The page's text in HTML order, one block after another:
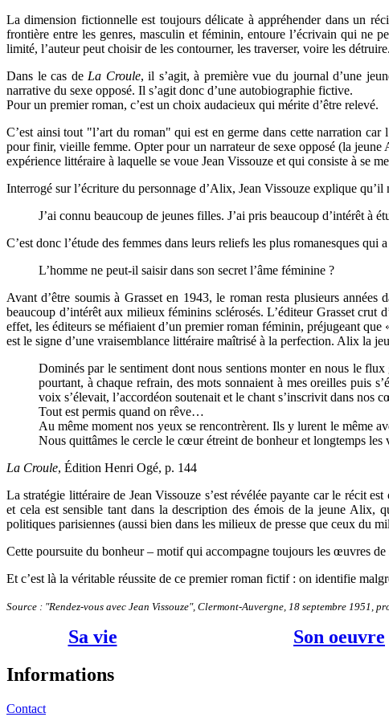
La dimension fictionnelle est toujours délicate à appréhender dans un
frontière entre les genres, masculin et féminin, entoure l’écrivain qui ne
limité, l’auteur peut choisir de les contourner, les traverser, voire les
Dans le cas de La Croule, il s’agit, à première vue du journal d’une
narrative du sexe opposé. Il s’agit donc d’une autobiographie fictive.
Pour un premier roman, c’est un choix audacieux qui mérite d’être relevé.
C’est ainsi tout "l’art du roman" qui est en germe dans cette narration
pour finir, vieille femme. Opter pour un narrateur de sexe opposé (la
expérience littéraire à laquelle se voue Jean Vissouze et qui consiste à se
Interrogé sur l’écriture du personnage d’Alix, Jean Vissouze explique
J’ai connu beaucoup de jeunes filles. J’ai pris beaucoup d’intérêt à
C’est donc l’étude des femmes dans leurs reliefs les plus romanesques qui
L’homme ne peut-il saisir dans son secret l’âme féminine ?
Avant d’être soumis à Grasset en 1943, le roman resta plusieurs
beaucoup d’intérêt aux milieux féminins sclérosés. L’éditeur Grasset
effet, les éditeurs se méfiaient d’un premier roman féminin, préjugeant
est le signe d’une vraisemblance littéraire maîtrisé à la perfection. Alix la
Dominés par le sentiment dont nous sentions monter en nous le
pourtant, à chaque refrain, des mots sonnaient à mes oreilles puis
voix s’élevait, l’accordéon soutenait et le chant s’inscrivit dans nos
Tout est permis quand on rêve…
Au même moment nos yeux se rencontrèrent. Ils y lurent le même
Nous quittâmes le cercle le cœur étreint de bonheur et longtemps
La Croule, Édition Henri Ogé, p. 144
La stratégie littéraire de Jean Vissouze s’est révélée payante car le récit
et cela est sensible tant dans la description des émois de la jeune Alix,
politiques parisiennes (aussi bien dans les milieux de presse que ceux du
Cette poursuite du bonheur – motif qui accompagne toujours les œuvres
Et c’est là la véritable réussite de ce premier roman fictif : on identifie
Source : "Rendez-vous avec Jean Vissouze", Clermont-Auvergne, 18 septembre 1951,
Sa vie Son oeuvre
Informations
Contact